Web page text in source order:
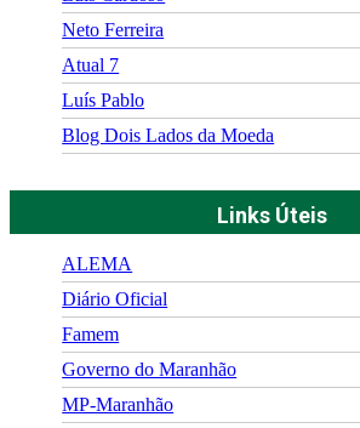
Neto Ferreira
Atual 7
Luís Pablo
Blog Dois Lados da Moeda
Links Úteis
ALEMA
Diário Oficial
Famem
Governo do Maranhão
MP-Maranhão